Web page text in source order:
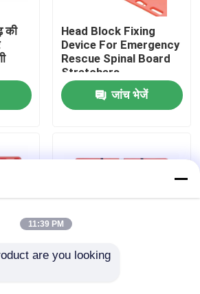
की
Head Block Fixing
Device For Emergency
Rescue Spinal Board
Stretchers
जांच भेजें
Kg
11:39 PM
are you looking